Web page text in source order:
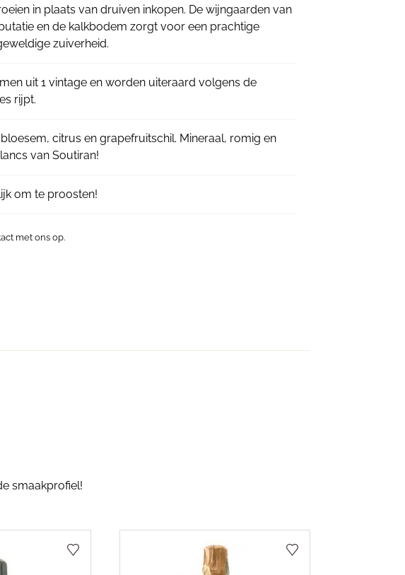
in plaats van druiven inkopen. De wijngaarden van
en de kalkbodem zorgt voor een prachtige
zuiverheid.
uit 1 vintage en worden uiteraard volgens de
rijpt.
citrus en grapefruitschil. Mineraal, romig en
van Soutiran!
om te proosten!
met ons op.
smaakprofiel!